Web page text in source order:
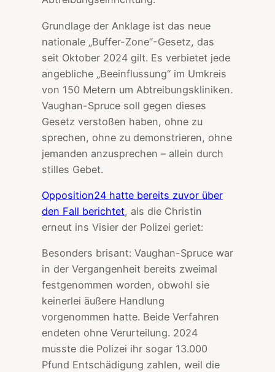
Grundlage der Anklage ist das neue
nationale „Buffer-Zone“-Gesetz, das
seit Oktober 2024 gilt. Es verbietet jede
angebliche „Beeinflussung“ im Umkreis
von 150 Metern um Abtreibungskliniken.
Vaughan-Spruce soll gegen dieses
Gesetz verstoßen haben, ohne zu
sprechen, ohne zu demonstrieren, ohne
jemanden anzusprechen – allein durch
stilles Gebet.
Opposition24 hatte bereits zuvor über
den Fall berichtet, als die Christin
erneut ins Visier der Polizei geriet:
Besonders brisant: Vaughan-Spruce war
in der Vergangenheit bereits zweimal
festgenommen worden, obwohl sie
keinerlei äußere Handlung
vorgenommen hatte. Beide Verfahren
endeten ohne Verurteilung. 2024
musste die Polizei ihr sogar 13.000
Pfund Entschädigung zahlen, weil die